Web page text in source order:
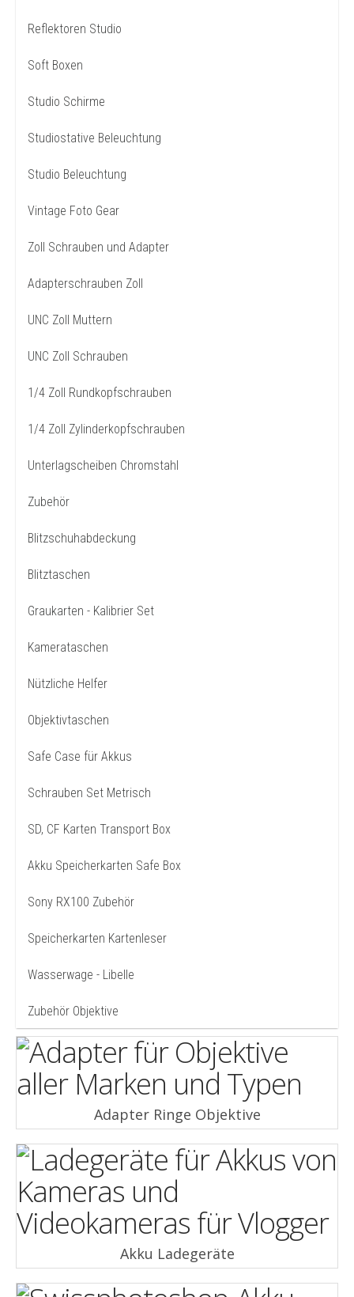
Reflektoren Studio
Soft Boxen
Studio Schirme
Studiostative Beleuchtung
Studio Beleuchtung
Vintage Foto Gear
Zoll Schrauben und Adapter
Adapterschrauben Zoll
UNC Zoll Muttern
UNC Zoll Schrauben
1/4 Zoll Rundkopfschrauben
1/4 Zoll Zylinderkopfschrauben
Unterlagscheiben Chromstahl
Zubehör
Blitzschuhabdeckung
Blitztaschen
Graukarten - Kalibrier Set
Kamerataschen
Nützliche Helfer
Objektivtaschen
Safe Case für Akkus
Schrauben Set Metrisch
SD, CF Karten Transport Box
Akku Speicherkarten Safe Box
Sony RX100 Zubehör
Speicherkarten Kartenleser
Wasserwage - Libelle
Zubehör Objektive
Adapter Ringe Objektive
Akku Ladegeräte